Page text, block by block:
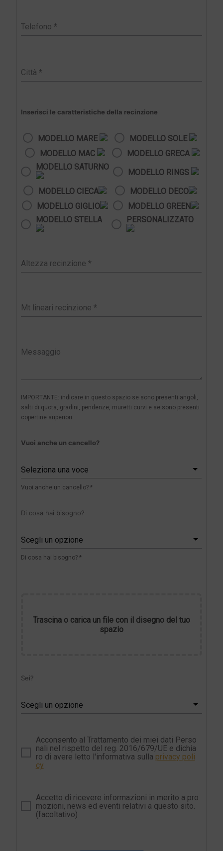
Inserisci le caratteristiche della recinzione
MODELLO MARE
MODELLO SOLE
MODELLO MAC
MODELLO GRECA
MODELLO SATURNO
MODELLO RINGS
MODELLO CIECA
MODELLO DECO
MODELLO GIGLIO
MODELLO GREEN
MODELLO STELLA
PERSONALIZZATO
IMPORTANTE: indicare in questo spazio se sono presenti angoli,
salti di quota, gradini, pendenze, muretti curvi e se sono presenti
copertine superiori.
Vuoi anche un cancello?
Seleziona una voce
Vuoi anche un cancello? *
Di cosa hai bisogno?
Scegli un opzione
Di cosa hai bisogno? *
Trascina o carica un file con il disegno del tuo
spazio
Sei?
Scegli un opzione
Acconsento al Trattamento dei miei dati Perso
nali nel rispetto del reg. 2016/679/UE e dichia
ro di avere letto l'informativa sulla privacy poli
cy
Accetto di ricevere informazioni in merito a pro
mozioni, news ed eventi relativi a questo sito.
(facoltativo)